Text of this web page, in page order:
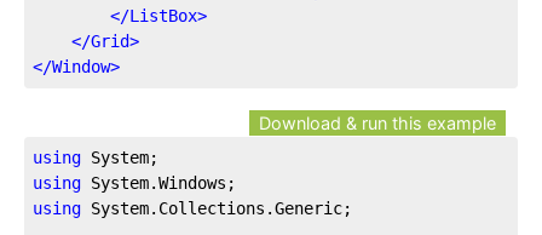
</ListBox>
</Grid>
</Window>
Download & run this example
using
using
using System.Collections.Generic;